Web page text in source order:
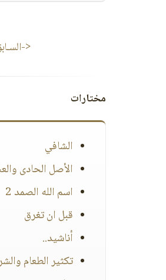
<-
مختارات
الشافي
الأصل الحادى
اسم الله الصمد 2
قبل ان تغرق
أناشيد..
تكثير الطعام